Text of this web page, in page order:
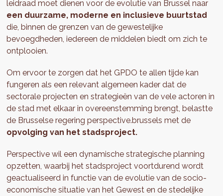
leidraad moet dienen voor de evolutie van Brussel naar
een duurzame, moderne en inclusieve buurtstad
die, binnen de grenzen van de gewestelijke
bevoegdheden, iedereen de middelen biedt om zich te
ontplooien.
Om ervoor te zorgen dat het GPDO te allen tijde kan
fungeren als een relevant algemeen kader dat de
sectorale projecten en strategieën van de vele actoren in
de stad met elkaar in overeenstemming brengt, belastte
de Brusselse regering perspective.brussels met de
opvolging van het stadsproject.
Perspective wil een dynamische strategische planning
opzetten, waarbij het stadsproject voortdurend wordt
geactualiseerd in functie van de evolutie van de socio-
economische situatie van het Gewest en de stedelijke